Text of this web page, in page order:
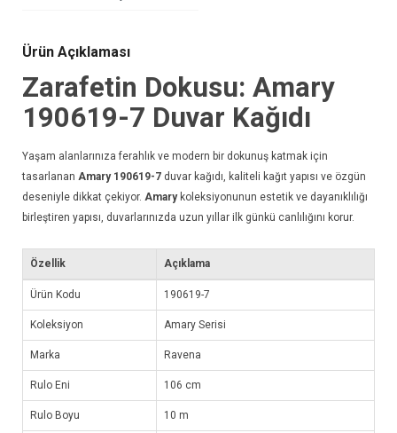
Ürün Açıklaması
Zarafetin Dokusu: Amary
190619-7 Duvar Kağıdı
Yaşam alanlarınıza ferahlık ve modern bir dokunuş katmak için
tasarlanan Amary 190619-7 duvar kağıdı , kaliteli kağıt yapısı ve özgün
deseniyle dikkat çekiyor. Amarykoleksiyonunun estetik ve dayanıklılığı
birleştiren yapısı, duvarlarınızda uzun yıllar ilk günkü canlılığını korur.
Özellik Açıklama
Ürün Kodu 190619-7
Koleksiyon Amary Serisi
Marka Ravena
Rulo Eni 106 cm
Rulo Boyu 10 m